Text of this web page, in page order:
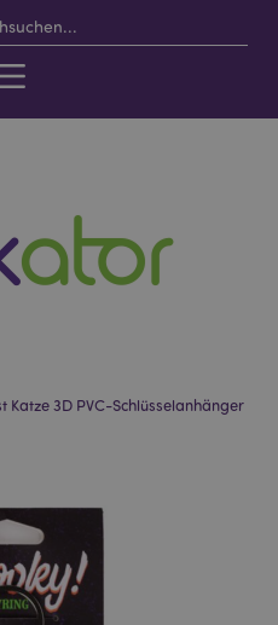
Katze 3D PVC-Schlüsselanhänger